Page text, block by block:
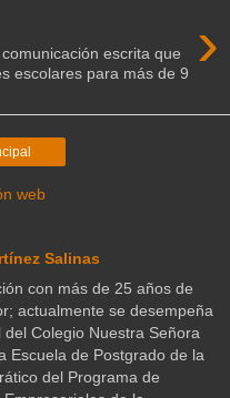
›
escrita que
escolares para más de 9
web
Salinas
con más de 25 años de
actualmente se desempeña
Colegio Nuestra Señora
Escuela de Postgrado de la
del Programa de